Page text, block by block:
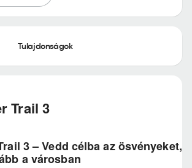
Tulajdonságok
Trail 3
3 – Vedd célba az ösvényeket,
a városban